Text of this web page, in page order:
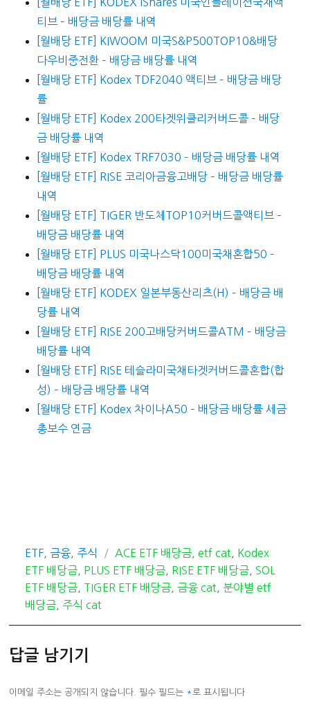
[월배당 ETF] KODEX iShares 미국인플레이션국채액
티브 – 배당금 배당률 내역
[월배당 ETF] KIWOOM 미국S&P500TOP10&배당
다우비중전환 – 배당금 배당률 내역
[월배당 ETF] Kodex TDF2040 액티브 – 배당금 배당
률
[월배당 ETF] Kodex 200타겟위클리커버드콜 – 배당
금 배당률 내역
[월배당 ETF] Kodex TRF7030 – 배당금 배당률 내역
[월배당 ETF] RISE 코리아금융고배당 – 배당금 배당률
내역
[월배당 ETF] TIGER 반도체TOP10커버드콜액티브 –
배당금 배당률 내역
[월배당 ETF] PLUS 미국나스닥100미국채혼합50 –
배당금 배당률 내역
[월배당 ETF] KODEX 일본부동산리츠(H) – 배당금 배
당률 내역
[월배당 ETF] RISE 200고배당커버드콜ATM – 배당금
배당률 내역
[월배당 ETF] RISE 테슬라미국채타겟커버드콜혼합(합
성) – 배당금 배당률 내역
[월배당 ETF] Kodex 차이나A50 – 배당금 배당률 세금
총보수 연금
카
테
고
리
ETF, 금융, 주식
태
그
ACE ETF 배당금, etf cat, Kodex
ETF 배당금, PLUS ETF 배당금, RISE ETF 배당금,SOL
ETF 배당금, TIGER ETF 배당금, 금융 cat, 분야별 etf
배당금, 주식 cat
답글 남기기
이메일 주소는 공개되지 않습니다. 필수 필드는 *로 표시됩니다